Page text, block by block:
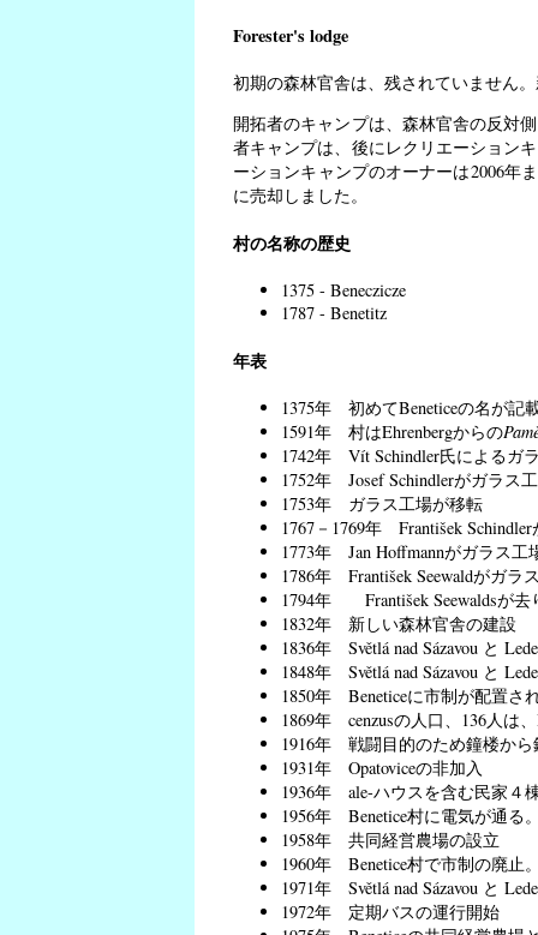
Forester's lodge
初期の森林官舎は、残されていません
開拓者のキャンプは、森林官舎の反対
者キャンプは、後にレクリエーション
ーションキャンプのオーナーは2006年
に売却しました。
村の名称の歴史
1375 - Beneczicze
1787 - Benetitz
年表
1375年 初めてBeneticeの名が記
1591年 村はEhrenbergからの
1742年 Vít Schindler氏によるガ
1752年 Josef Schindlerがガラス
1753年 ガラス工場が移転
1767－1769年 František
1773年 Jan Hoffmannがガラス工
1786年 František Seewaldがガラ
1794年 František Seewaldsが去
1832年 新しい森林官舎の建設
1836年 Světlá nad Sázavou と
1848年 Světlá nad Sázavou と
1850年 Beneticeに市制が配置さ
1869年 cenzusの人口、136人は
1916年 戦闘目的のため鐘楼から
1931年 Opatoviceの非加入
1936年 ale-ハウスを含む民家４
1956年 Benetice村に電気が通る
1958年 共同経営農場の設立
1960年 Benetice村で市制の廃止
1971年 Světlá nad Sázavou と
1972年 定期バスの運行開始